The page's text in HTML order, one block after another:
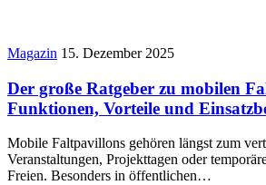
Magazin 15. Dezember 2025
Der große Ratgeber zu mobilen
Funktionen, Vorteile und
Mobile Faltpavillons gehören längst zum
Veranstaltungen, Projekttagen oder
Freien. Besonders in öffentlichen…